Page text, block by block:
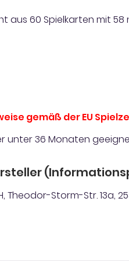
aus 60 Spielkarten mit
gemäß der EU
unter 36 Monaten
Theodor-Storm-Str. 13a,